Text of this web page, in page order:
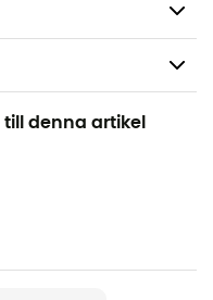
Vandring /
Ski
denna artikel